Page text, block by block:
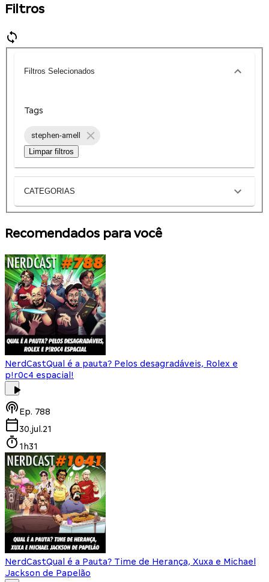
Filtros
Filtros Selecionados
Tags
stephen-amell
Limpar filtros
CATEGORIAS
Recomendados para você
NerdCastQual é a pauta? Pelos desagradáveis, Rolex e
p!r0c4 espacial!
Ep. 788
30.jul.21
1h31
NerdCastQual é a Pauta? Time de Herança, Xuxa e Michael
Jackson de Papelão